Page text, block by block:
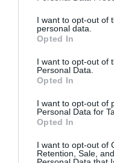
I want to opt-out of
personal data.
Opted In
I want to opt-out of
Personal Data.
Opted In
I want to opt-out of
Personal Data for
Opted In
I want to opt-out of
Retention, Sale,
Soutenez Air